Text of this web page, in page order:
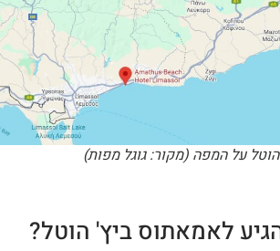
על המפה (מקור: גוגל מפות)